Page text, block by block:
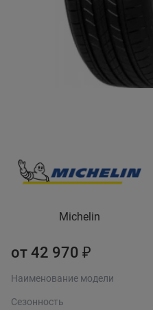
Michelin
от 42 970 ₽
Наименование модели
Сезонность